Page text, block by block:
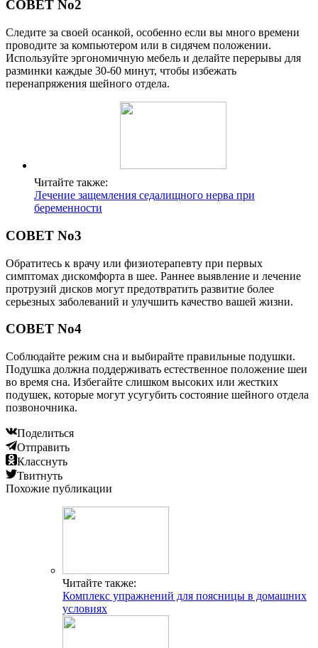
СОВЕТ No2
Следите за своей осанкой, особенно если вы много времени
проводите за компьютером или в сидячем положении.
Используйте эргономичную мебель и делайте перерывы для
разминки каждые 30-60 минут, чтобы избежать
перенапряжения шейного отдела.
Читайте также:
Лечение защемления седалищного нерва при
беременности
СОВЕТ No3
Обратитесь к врачу или физиотерапевту при первых
симптомах дискомфорта в шее. Раннее выявление и лечение
протрузий дисков могут предотвратить развитие более
серьезных заболеваний и улучшить качество вашей жизни.
СОВЕТ No4
Соблюдайте режим сна и выбирайте правильные подушки.
Подушка должна поддерживать естественное положение шеи
во время сна. Избегайте слишком высоких или жестких
подушек, которые могут усугубить состояние шейного отдела
позвоночника.
Поделиться
Отправить
Класснуть
Твитнуть
Похожие публикации
Читайте также:
Комплекс упражнений для поясницы в домашних
условиях